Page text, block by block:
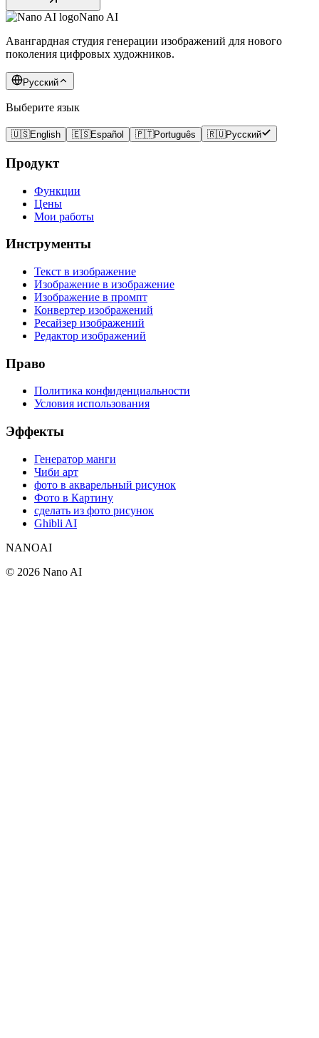
Nano AI
Авангардная студия генерации изображений для нового
поколения цифровых художников.
Русский
Выберите язык
🇺🇸English 🇪🇸Español 🇵🇹Português 🇷🇺Русский
Продукт
Функции
Цены
Мои работы
Инструменты
Текст в изображение
Изображение в изображение
Изображение в промпт
Конвертер изображений
Ресайзер изображений
Редактор изображений
Право
Политика конфиденциальности
Условия использования
Эффекты
Генератор манги
Чиби арт
фото в акварельный рисунок
Фото в Картину
сделать из фото рисунок
Ghibli AI
NANOAI
© 2026 Nano AI